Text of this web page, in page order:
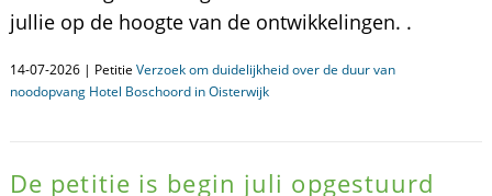
jullie op de hoogte van de ontwikkelingen. .
14-07-2026 | Petitie Verzoek om duidelijkheid over de duur van
noodopvang Hotel Boschoord in Oisterwijk
De petitie is begin juli opgestuurd